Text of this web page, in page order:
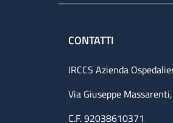
CONTATTI
IRCCS Azienda
Via Giuseppe
C.F. 92038610371